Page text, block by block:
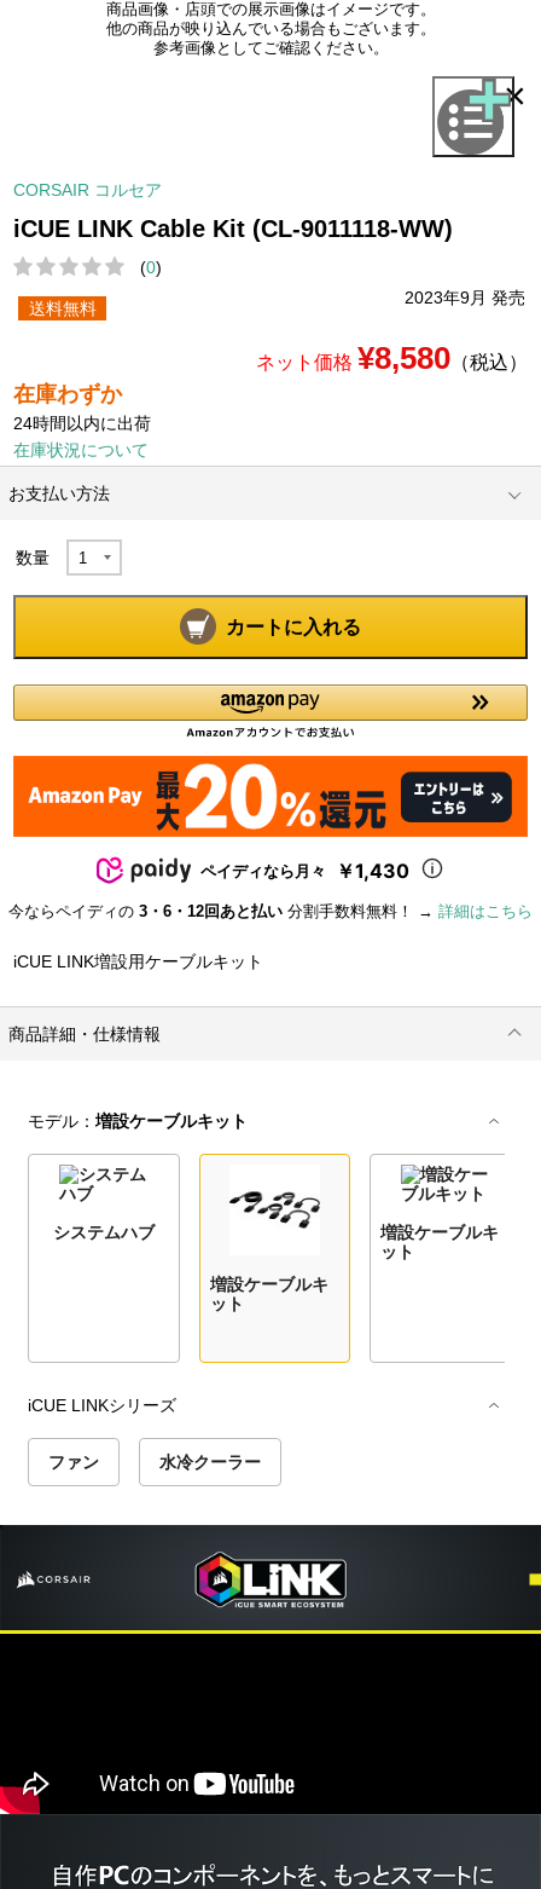
商品画像・店頭での展示画像はイメージです。
他の商品が映り込んでいる場合もございます。
参考画像としてご確認ください。
×
CORSAIR コルセア
iCUE LINK Cable Kit (CL-9011118-WW)
(0)
2023年9月 発売
送料無料
ネット価格 ¥8,580（税込）
在庫わずか
24時間以内に出荷
在庫状況について
お支払い方法
数量
カートに入れる
ペイディなら月々 ￥1,430
今ならペイディの 3・6・12回あと払い 分割手数料無料！ → 詳細はこちら
iCUE LINK増設用ケーブルキット
商品詳細・仕様情報
モデル：増設ケーブルキット
システムハブ
増設ケーブルキ
ット
増設ケーブルキ
ット
iCUE LINKシリーズ
ファン 水冷クーラー